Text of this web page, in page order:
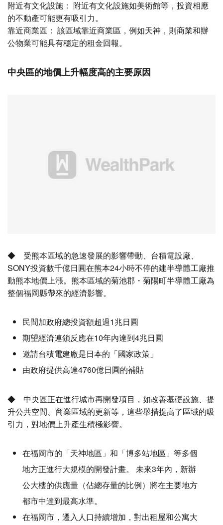
附近有文化設施： 附近有文化設施如美術館等，投資相應
的不動產可能更有吸引力。
靠近商業區： 該區域靠近商業區，例如天神，則商業和辦
公物業可能具有穩定的租金回報。
中央區的地價上升幅度高的主要原因
◆ 受熊本區域的急速發展的影響帶動、台積電設廠、
SONY投資數千億日圓在熊本24小時不停的建半導體工廠推
動熊本地價上漲。熊本區域的菊池郡・菊陽町半導體工廠為
整個福岡縣帶來的經濟影響。
民間加政府總投資額超過1兆日圓
期望經濟連鎖反應在10年內達到4兆日圓
邀請台積電建廠是日本的「國家政策」
由政府提供高達4760億日圓的補貼
◆ 中央區正在進行城市再開發項目，如改善基礎設施、提
升公共空間、商業區域的更新等，這些舉措提高了區域的吸
引力，對地價上升產生積極影響。
在福岡市的「天神地區」和「博多站地區」等多個
地方正進行大規模的開發計畫。 未來3年內，新辦
公大樓的供應量（佔總存量的比例）將在主要地方
都市中達到最高水準。
在福岡市，遷入人口持續增加，對出租屋和公寓大